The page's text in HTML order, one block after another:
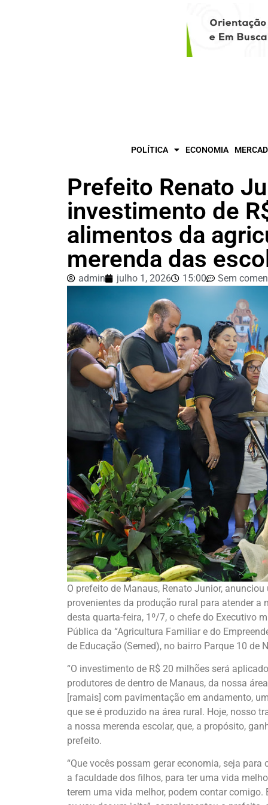
POLÍTICA ECONOMIA
Prefeito Renato
investimento de
alimentos da
merenda das
admin julho 1, 2026 15:00 Sem
O prefeito de Manaus, Renato Junior,
provenientes da produção rural para atender
desta quarta-feira, 1º/7, o chefe do Executivo
Pública da “Agricultura Familiar e do
de Educação (Semed), no bairro Parque 10 de
“O investimento de R$ 20 milhões será
produtores de dentro de Manaus, da nossa
[ramais] com pavimentação em andamento,
que se é produzido na área rural. Hoje, nosso
a nossa merenda escolar, que, a propósito,
prefeito.
“Que vocês possam gerar economia, seja
a faculdade dos filhos, para ter uma vida
terem uma vida melhor, podem contar